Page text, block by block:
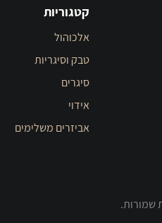
קטגוריות
אלכוהול
טבק וסיגריות
סיגרים
אידוי
אביזרים משלימים